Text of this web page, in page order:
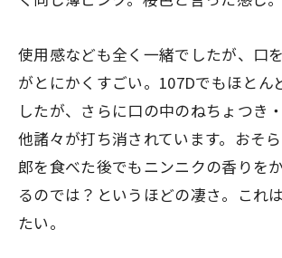
使用感なども全く一緒でしたが、口
がとにかくすごい。107Dでもほとん
したが、さらに口の中のねちょつき
他諸々が打ち消されています。おそ
郎を食べた後でもニンニクの香りを
るのでは？というほどの凄さ。これ
たい。